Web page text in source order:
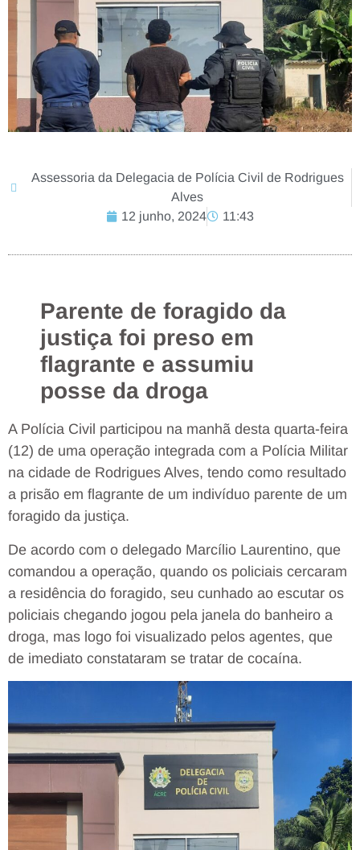
Assessoria da Delegacia de Polícia Civil de Rodrigues
Alves
12 junho, 2024
11:43
Parente de foragido da
justiça foi preso em
flagrante e assumiu
posse da droga
A Polícia Civil participou na manhã desta quarta-feira
(12) de uma operação integrada com a Polícia Militar
na cidade de Rodrigues Alves, tendo como resultado
a prisão em flagrante de um indivíduo parente de um
foragido da justiça.
De acordo com o delegado Marcílio Laurentino, que
comandou a operação, quando os policiais cercaram
a residência do foragido, seu cunhado ao escutar os
policiais chegando jogou pela janela do banheiro a
droga, mas logo foi visualizado pelos agentes, que
de imediato constataram se tratar de cocaína.